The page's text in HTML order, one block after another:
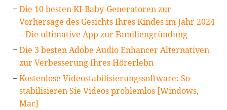
Die 10 besten KI-Baby-Generatoren zur
Vorhersage des Gesichts Ihres Kindes im Jahr 2024
– Die ultimative App zur Familiengründung
Die 3 besten Adobe Audio Enhancer Alternativen
zur Verbesserung Ihres Hörerlebn
Kostenlose Videostabilisierungssoftware: So
stabilisieren Sie Videos problemlos [Windows,
Mac]